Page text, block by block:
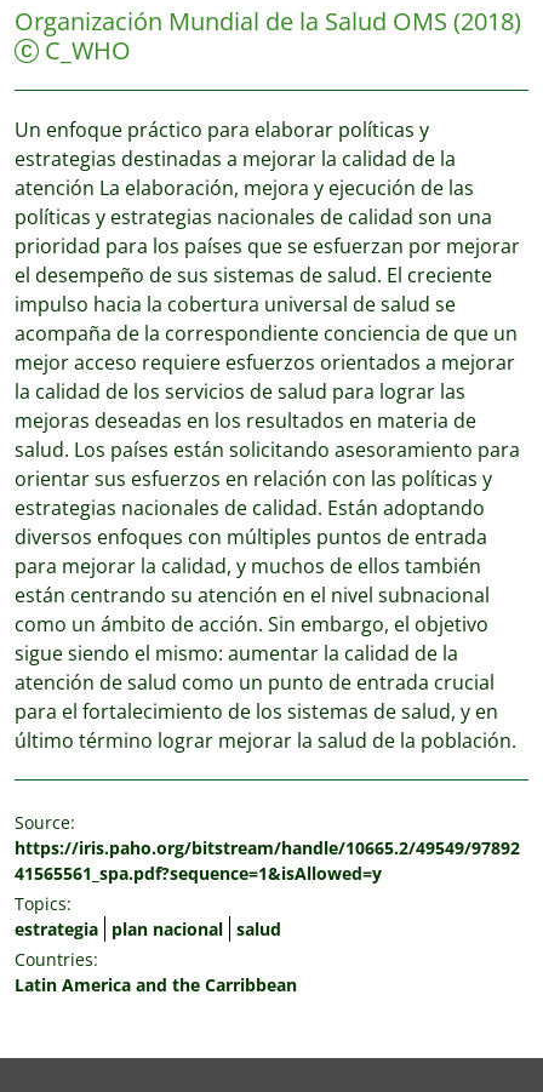
Organización Mundial de la Salud OMS (2018)
C_WHO
Un enfoque práctico para elaborar políticas y
estrategias destinadas a mejorar la calidad de la
atención La elaboración, mejora y ejecución de las
políticas y estrategias nacionales de calidad son una
prioridad para los países que se esfuerzan por mejorar
el desempeño de sus sistemas de salud. El creciente
impulso hacia la cobertura universal de salud se
acompaña de la correspondiente conciencia de que un
mejor acceso requiere esfuerzos orientados a mejorar
la calidad de los servicios de salud para lograr las
mejoras deseadas en los resultados en materia de
salud. Los países están solicitando asesoramiento para
orientar sus esfuerzos en relación con las políticas y
estrategias nacionales de calidad. Están adoptando
diversos enfoques con múltiples puntos de entrada
para mejorar la calidad, y muchos de ellos también
están centrando su atención en el nivel subnacional
como un ámbito de acción. Sin embargo, el objetivo
sigue siendo el mismo: aumentar la calidad de la
atención de salud como un punto de entrada crucial
para el fortalecimiento de los sistemas de salud, y en
último término lograr mejorar la salud de la población.
Source:
https://iris.paho.org/bitstream/handle/10665.2/49549/97892
41565561_spa.pdf?sequence=1&isAllowed=y
Topics:
estrategia
plan nacional salud
Countries:
Latin America and the Carribbean